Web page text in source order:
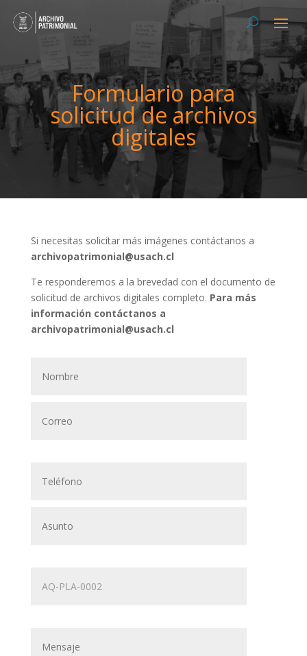
Formulario para
solicitud de archivos
digitales
Si necesitas solicitar más imágenes contáctanos a
archivopatrimonial@usach.cl
Te responderemos a la brevedad con el documento de
solicitud de archivos digitales completo. Para más
información contáctanos a
archivopatrimonial@usach.cl